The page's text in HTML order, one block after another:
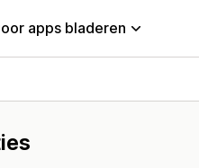
apps bladeren